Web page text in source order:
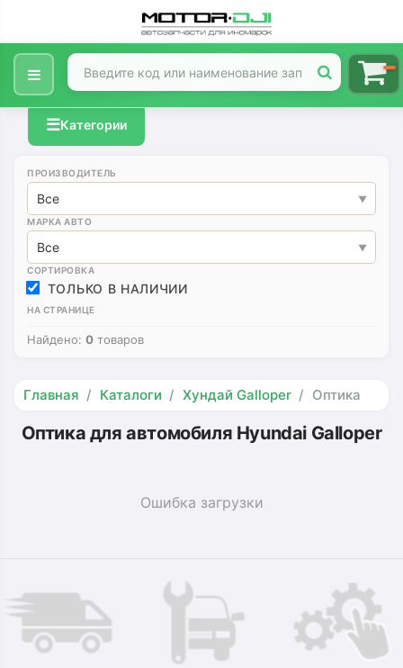
☰Категории
ПРОИЗВОДИТЕЛЬ
Все
МАРКА АВТО
Все
СОРТИРОВКА
ТОЛЬКО В НАЛИЧИИ
НА СТРАНИЦЕ
Найдено: 0 товаров
Главная Каталоги Хундай Galloper Оптика
Оптика для автомобиля Hyundai Galloper
Ошибка загрузки